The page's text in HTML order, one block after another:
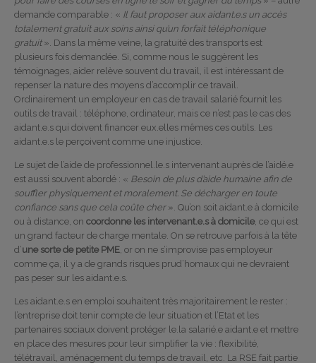
demande comparable : « Il faut proposer aux aidant.e.s un accès
totalement gratuit aux soins ainsi qu’un forfait téléphonique
gratuit». Dans la même veine, la gratuité des transports est
plusieurs fois demandée. Si, comme nous le suggèrent les
témoignages, aider relève souvent du travail, il est intéressant de
repenser la nature des moyens d’accomplir ce travail.
Ordinairement un employeur en cas de travail salarié fournit les
outils de travail : téléphone, ordinateur, mais ce n’est pas le cas des
aidant.e.s qui doivent financer eux.elles mêmes ces outils. Les
aidant.e.s le perçoivent comme une injustice.
Le sujet de l’aide de professionnel.le.s intervenant auprès de l’aidé.e
est aussi souvent abordé : « Besoin de plus d’aide humaine afin de
souffler physiquement et moralement. Se décharger en toute
confiance sans que cela coûte cher ». Qu’on soit aidant.e à domicile
ou à distance, on coordonne les intervenant.e.s à domicile, ce qui est
un grand facteur de charge mentale. On se retrouve parfois à la tête
d’une sorte de petite PME, or on ne s’improvise pas employeur
comme ça, il y a de grands risques prud’homaux qui ne devraient
pas peser sur les aidant.e.s.
Les aidant.e.s en emploi souhaitent très majoritairement le rester :
l’entreprise doit tenir compte de leur situation et l’Etat et les
partenaires sociaux doivent protéger le.la salarié.e aidant.e et mettre
en place des mesures pour leur simplifier la vie : flexibilité,
télétravail, aménagement du temps de travail, etc. La RSE fait partie